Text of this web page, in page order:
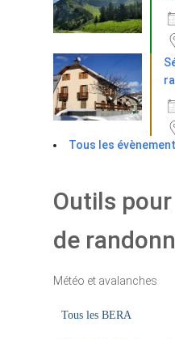
Tous les
Outils
de
Météo et avalanches
Tous les BERA